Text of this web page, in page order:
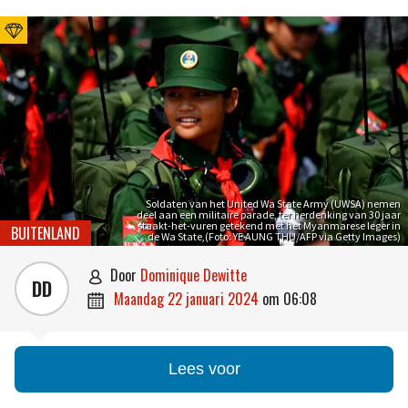
Soldaten van het United Wa State Army (UWSA) nemen
deel aan een militaire parade, ter herdenking van 30 jaar
staakt-het-vuren getekend met het Myanmarese leger in
de Wa State,(Foto: YE AUNG THU/AFP via Getty Images)
BUITENLAND
DD  door Dominique Dewitte
 maandag 22 januari 2024 om 06:08
Lees voor